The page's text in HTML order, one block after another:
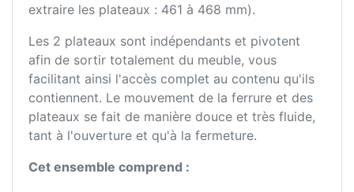
extraire les plateaux : 461 à 468 mm).
Les 2 plateaux sont indépendants et pivotent
afin de sortir totalement du meuble, vous
facilitant ainsi l'accès complet au contenu qu'ils
contiennent. Le mouvement de la ferrure et des
plateaux se fait de manière douce et très fluide,
tant à l'ouverture et qu'à la fermeture.
Cet ensemble comprend :